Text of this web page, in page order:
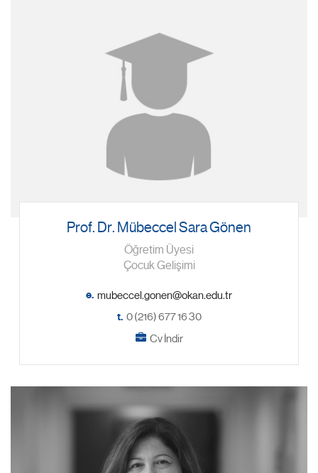
Prof. Dr. Mübeccel Sara Gönen
Öğretim Üyesi
Çocuk Gelişimi
e.
t. 0 (216) 677 16 30
Cv İndir